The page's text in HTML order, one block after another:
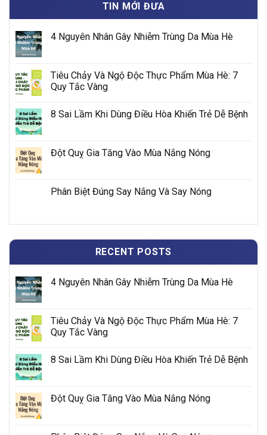
TIN MỚI ĐƯA
4 Nguyên Nhân Gây Nhiễm Trùng Da Mùa Hè
Tiêu Chảy Và Ngộ Độc Thực Phẩm Mùa Hè: 7
Quy Tắc Vàng
8 Sai Lầm Khi Dùng Điều Hòa Khiến Trẻ Dễ Bệnh
Đột Quỵ Gia Tăng Vào Mùa Nắng Nóng
Phân Biệt Đúng Say Nắng Và Say Nóng
RECENT POSTS
4 Nguyên Nhân Gây Nhiễm Trùng Da Mùa Hè
Tiêu Chảy Và Ngộ Độc Thực Phẩm Mùa Hè: 7
Quy Tắc Vàng
8 Sai Lầm Khi Dùng Điều Hòa Khiến Trẻ Dễ Bệnh
Đột Quỵ Gia Tăng Vào Mùa Nắng Nóng